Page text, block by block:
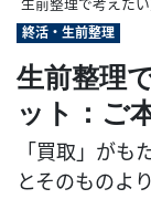
生前整理で考えた
終活・生前整理
生前整理
ット：ご
「買取」がも
とそのものよ